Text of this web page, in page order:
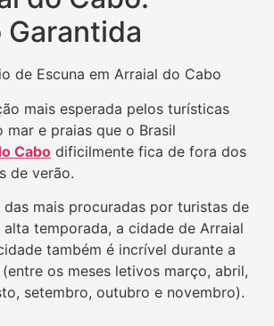
Garantida
mais esperada pelos turísticas
mar e praias que o Brasil
Cabo dificilmente fica de fora dos
de verão.
das mais procuradas por turistas de
temporada, a cidade de Arraial
também é incrível durante a
os meses letivos março, abril,
setembro, outubro e novembro).